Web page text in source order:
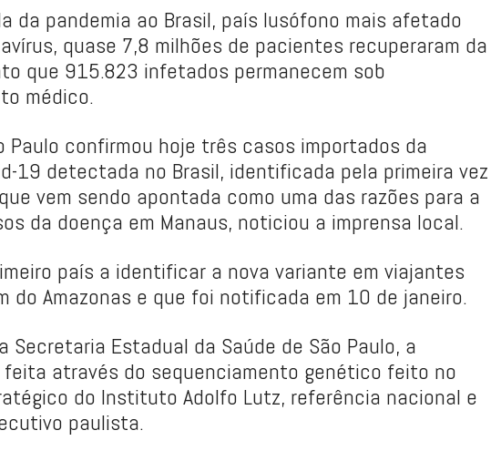
da pandemia ao Brasil, país lusófono mais afetado
quase 7,8 milhões de pacientes recuperaram da
que 915.823 infetados permanecem sob
médico.
Paulo confirmou hoje três casos importados da
19 detectada no Brasil, identificada pela primeira vez
vem sendo apontada como uma das razões para a
da doença em Manaus, noticiou a imprensa local.
país a identificar a nova variante em viajantes
do Amazonas e que foi notificada em 10 de janeiro.
Secretaria Estadual da Saúde de São Paulo, a
através do sequenciamento genético feito no
do Instituto Adolfo Lutz, referência nacional e
paulista.